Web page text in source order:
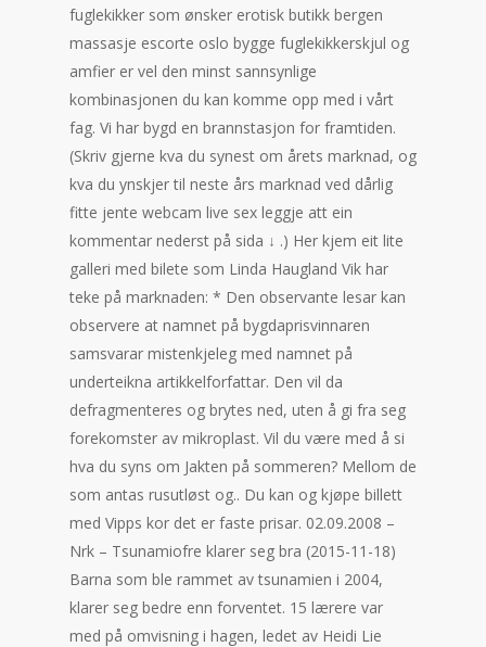
fuglekikker som ønsker erotisk butikk bergen
massasje escorte oslo bygge fuglekikkerskjul og
amfier er vel den minst sannsynlige
kombinasjonen du kan komme opp med i vårt
fag. Vi har bygd en brannstasjon for framtiden.
(Skriv gjerne kva du synest om årets marknad, og
kva du ynskjer til neste års marknad ved dårlig
fitte jente webcam live sex leggje att ein
kommentar nederst på sida ↓ .) Her kjem eit lite
galleri med bilete som Linda Haugland Vik har
teke på marknaden: * Den observante lesar kan
observere at namnet på bygdaprisvinnaren
samsvarar mistenkjeleg med namnet på
underteikna artikkelforfattar. Den vil da
defragmenteres og brytes ned, uten å gi fra seg
forekomster av mikroplast. Vil du være med å si
hva du syns om Jakten på sommeren? Mellom de
som antas rusutløst og.. Du kan og kjøpe billett
med Vipps kor det er faste prisar. 02.09.2008 –
Nrk – Tsunamiofre klarer seg bra (2015-11-18)
Barna som ble rammet av tsunamien i 2004,
klarer seg bedre enn forventet. 15 lærere var
med på omvisning i hagen, ledet av Heidi Lie